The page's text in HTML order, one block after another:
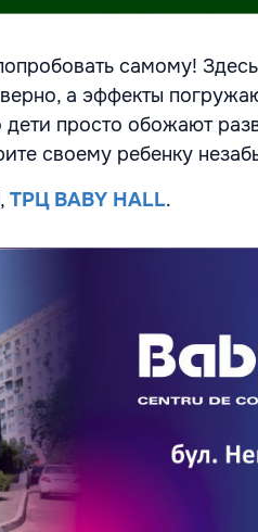
самому!
а эффекты
дети просто обожают
своему ребенку
, ТРЦ BABY HALL.